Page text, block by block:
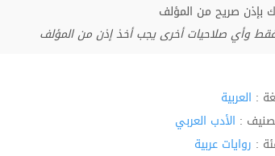
بإذن صريح من المؤلف
وأي صلاحيات أخرى يجب أخذ إذن من المؤلف
: العربية
: الأدب العربي
: روايات عربية